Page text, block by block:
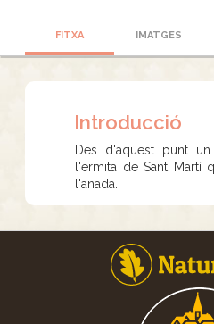
FITXA IMATGES
Introducció
Des d'aquest punt
l'ermita de Sant Martí
l'anada.